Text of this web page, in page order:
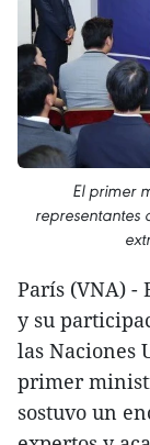
El primer
representantes
París (VNA) -
y su
las Naciones
primer
sostuvo un